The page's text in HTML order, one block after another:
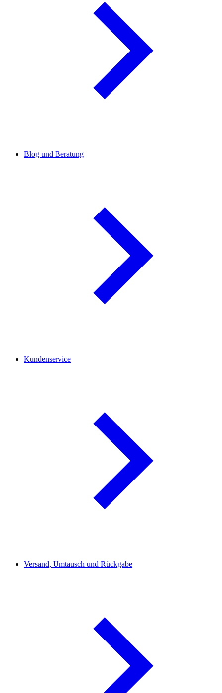
Blog und Beratung
Kundenservice
Versand, Umtausch und Rückgabe